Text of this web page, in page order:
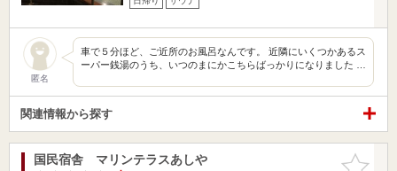
匿名
車で５分ほど、ご近所のお風呂なんです。 近隣にいくつかあるス
ーパー銭湯のうち、いつのまにかこちらばっかりになりました …
関連情報から探す
お気に入
国民宿舎 マリンテラスあしや